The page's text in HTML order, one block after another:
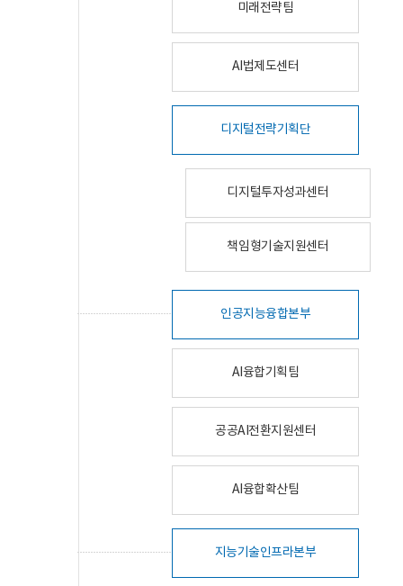
미래전략팀
AI법제도센터
디지털전략기획단
디지털투자성과센터
책임형기술지원센터
인공지능융합본부
AI융합기획팀
공공AI전환지원센터
AI융합확산팀
지능기술인프라본부